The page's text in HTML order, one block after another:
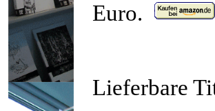
Euro.
Lieferbare